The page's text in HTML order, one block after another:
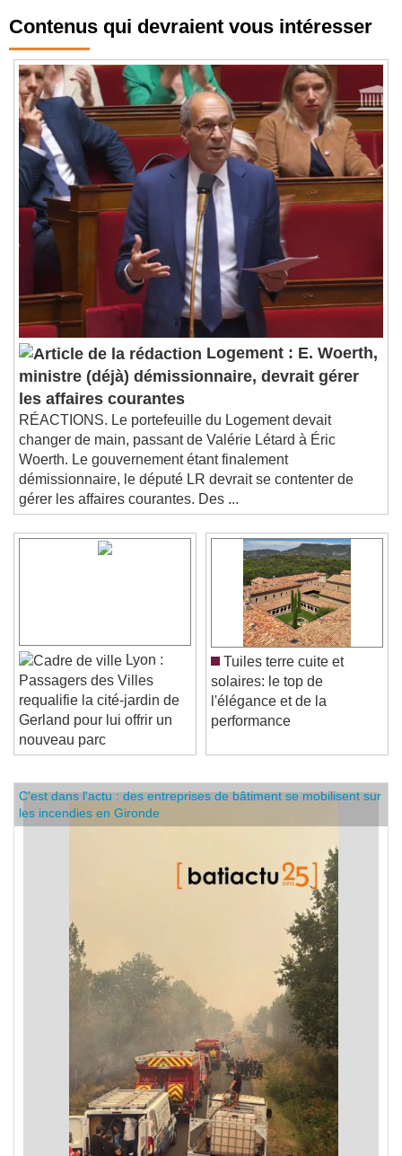
Contenus qui devraient vous intéresser
Logement : E. Woerth,
ministre (déjà) démissionnaire, devrait gérer
les affaires courantes
RÉACTIONS. Le portefeuille du Logement devait
changer de main, passant de Valérie Létard à Éric
Woerth. Le gouvernement étant finalement
démissionnaire, le député LR devrait se contenter de
gérer les affaires courantes. Des ...
Lyon :
Passagers des Villes
requalifie la cité-jardin de
Gerland pour lui offrir un
nouveau parc
Tuiles terre cuite et
solaires: le top de
l'élégance et de la
C'est dans l'actu : des entreprises de bâtiment se mobilisent sur
les incendies en Gironde